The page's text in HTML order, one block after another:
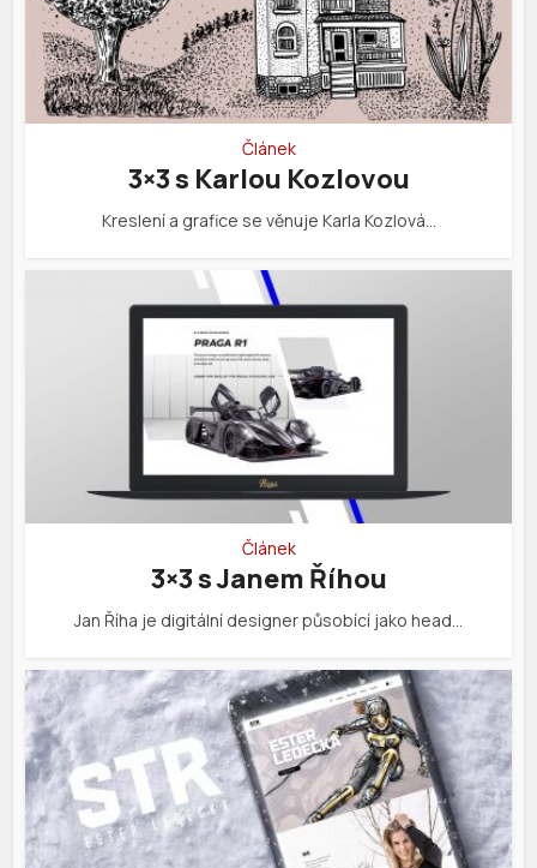
Článek
3×3 s Karlou Kozlovou
Kreslení a grafice se věnuje Karla Kozlová…
Článek
3×3 s Janem Říhou
Jan Říha je digitální designer působící jako head…